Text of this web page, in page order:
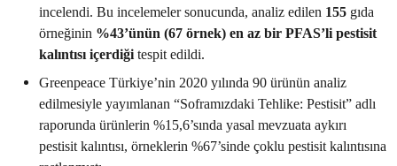
incelendi. Bu incelemeler sonucunda, analiz edilen 155 gıda
örneğinin %43’ünün (67 örnek) en az bir PFAS’li pestisit
kalıntısı içerdiğitespit edildi.
Greenpeace Türkiye’nin 2020 yılında 90 ürünün analiz
edilmesiyle yayımlanan “Soframızdaki Tehlike: Pestisit” adlı
raporunda ürünlerin %15,6’sında yasal mevzuata aykırı
pestisit kalıntısı, örneklerin %67’sinde çoklu pestisit kalıntısına